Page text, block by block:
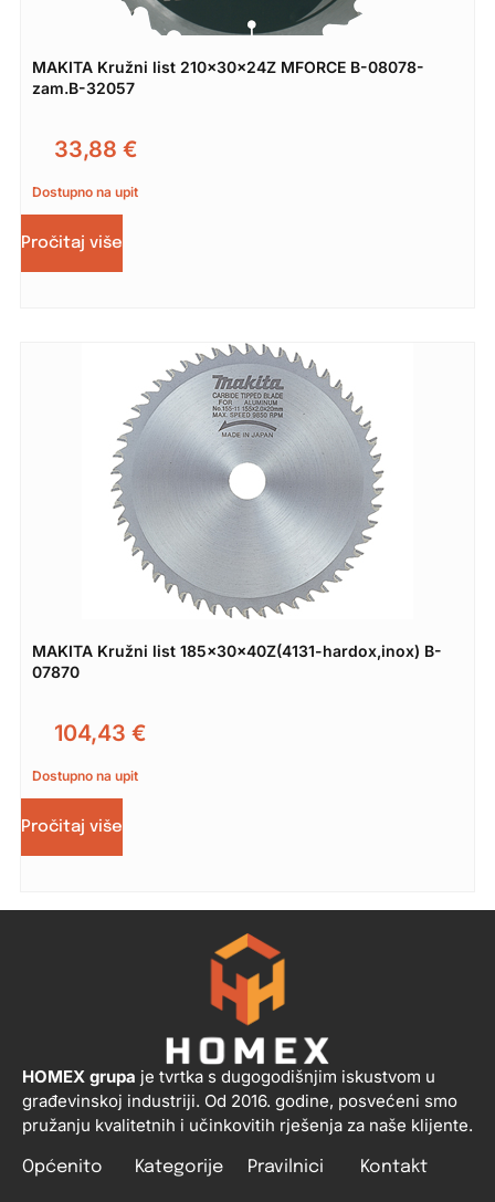
MAKITA Kružni list 210x30x24Z MFORCE B-08078-
zam.B-32057
33,88 €
Dostupno na upit
Pročitaj više
MAKITA Kružni list 185x30x40Z(4131-hardox,inox) B-
07870
104,43 €
Dostupno na upit
Pročitaj više
HOMEX grupa je tvrtka s dugogodišnjim iskustvom u
građevinskoj industriji. Od 2016. godine, posvećeni smo
pružanju kvalitetnih i učinkovitih rješenja za naše klijente.
Općenito Kategorije Pravilnici Kontakt